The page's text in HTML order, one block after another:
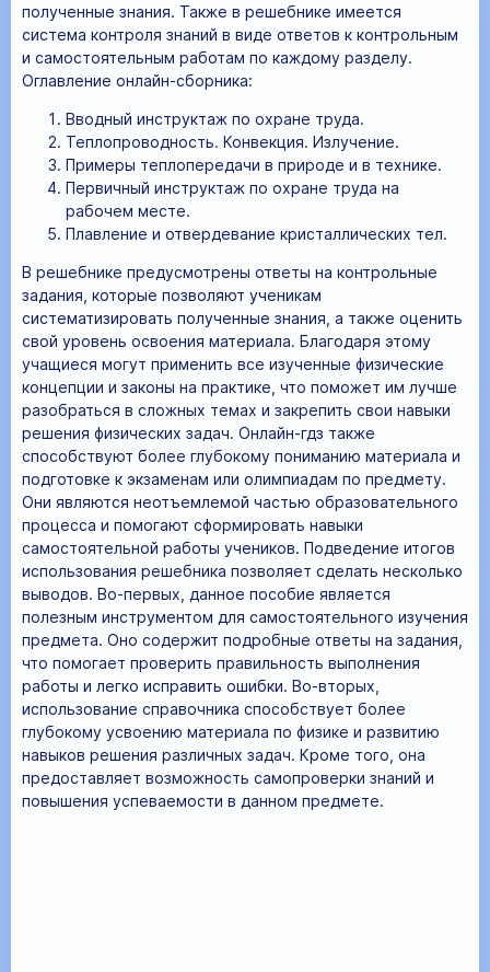
полученные знания. Также в решебнике имеется
система контроля знаний в виде ответов к контрольным
и самостоятельным работам по каждому разделу.
Оглавление онлайн-сборника:
Вводный инструктаж по охране труда.
Теплопроводность. Конвекция. Излучение.
Примеры теплопередачи в природе и в технике.
Первичный инструктаж по охране труда на
рабочем месте.
Плавление и отвердевание кристаллических тел.
В решебнике предусмотрены ответы на контрольные
задания, которые позволяют ученикам
систематизировать полученные знания, а также оценить
свой уровень освоения материала. Благодаря этому
учащиеся могут применить все изученные физические
концепции и законы на практике, что поможет им лучше
разобраться в сложных темах и закрепить свои навыки
решения физических задач. Онлайн-гдз также
способствуют более глубокому пониманию материала и
подготовке к экзаменам или олимпиадам по предмету.
Они являются неотъемлемой частью образовательного
процесса и помогают сформировать навыки
самостоятельной работы учеников. Подведение итогов
использования решебника позволяет сделать несколько
выводов. Во-первых, данное пособие является
полезным инструментом для самостоятельного изучения
предмета. Оно содержит подробные ответы на задания,
что помогает проверить правильность выполнения
работы и легко исправить ошибки. Во-вторых,
использование справочника способствует более
глубокому усвоению материала по физике и развитию
навыков решения различных задач. Кроме того, она
предоставляет возможность самопроверки знаний и
повышения успеваемости в данном предмете.